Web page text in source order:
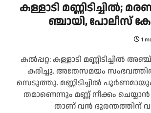
ക​ള്ളാ​ടി മ​ണ്ണി​ടി​ച്ചി​ൽ;
ഞ്ചാ​യി, പോ​ലീ​സ്
1
ക​ൽ​പ്പ​റ്റ: ക​ള്ളാ​ടി മ​ണ്ണി​ടി​ച്ചി​ൽ
ക​രി​ച്ചു. അ​തേ​സ​മ​യം
സെ​ടു​ത്തു. മ​ണ്ണി​ടി​ച്ചി​ൽ
ത​മാ​ണെ​ന്നും മ​ണ്ണ് നീ​ക്കം
താ​ണ് വ​ൻ ദു​ര​ന്ത​ത്തി​ന്